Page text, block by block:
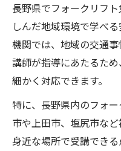
長野県でフォークリフ
しんだ地域環境で学べ
機関では、地域の交通
講師が指導にあたるた
細かく対応できます。
特に、長野県内のフォ
市や上田市、塩尻市など
身近な場所で受講でき